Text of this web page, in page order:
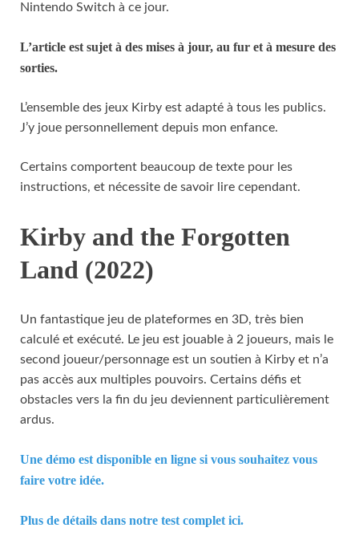
Nintendo Switch à ce jour.
L’article est sujet à des mises à jour, au fur et à mesure des
sorties.
L’ensemble des jeux Kirby est adapté à tous les publics.
J’y joue personnellement depuis mon enfance.
Certains comportent beaucoup de texte pour les
instructions, et nécessite de savoir lire cependant.
Kirby and the Forgotten
Land (2022)
Un fantastique jeu de plateformes en 3D, très bien
calculé et exécuté. Le jeu est jouable à 2 joueurs, mais le
second joueur/personnage est un soutien à Kirby et n’a
pas accès aux multiples pouvoirs. Certains défis et
obstacles vers la fin du jeu deviennent particulièrement
ardus.
Une démo est disponible en ligne si vous souhaitez vous
faire votre idée.
Plus de détails dans notre test complet ici.